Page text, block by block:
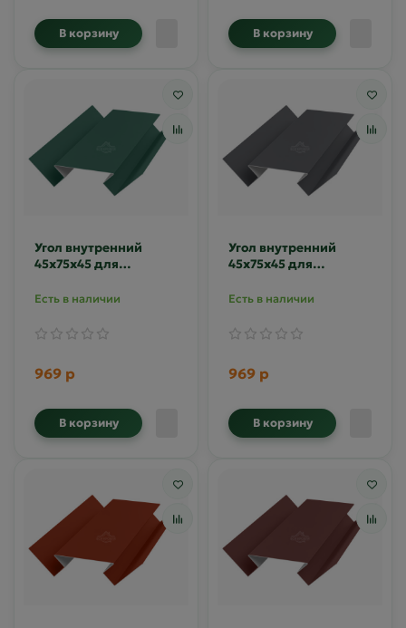
В корзину В корзину
Угол внутренний
45х75х45 для
6005
Есть в наличии
969 р
В корзину
Угол внутренний
45х75х45 для
7024
Есть в наличии
969 р
В корзину